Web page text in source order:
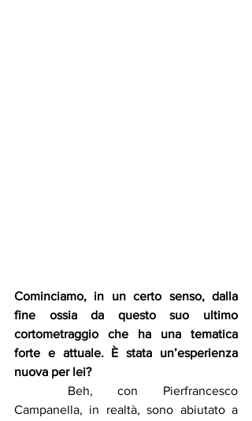
Cominciamo, in un certo senso, dalla
fine ossia da questo suo ultimo
cortometraggio che ha una tematica
forte e attuale. È stata un’esperienza
nuova per lei?
Campanella, in realtà, sono abiutato a